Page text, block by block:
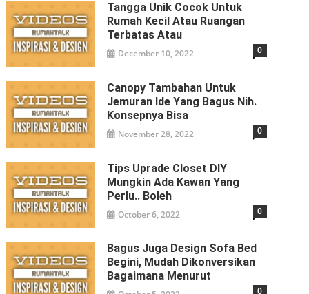
Tangga Unik Cocok Untuk
Rumah Kecil Atau Ruangan
Terbatas Atau
December 10, 2022 0
Canopy Tambahan Untuk
Jemuran Ide Yang Bagus Nih.
Konsepnya Bisa
November 28, 2022 0
Tips Uprade Closet DIY
Mungkin Ada Kawan Yang
Perlu.. Boleh
October 6, 2022 0
Bagus Juga Design Sofa Bed
Begini, Mudah Dikonversikan
Bagaimana Menurut
0